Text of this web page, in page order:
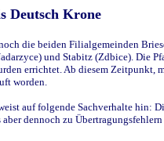
Deutsch Krone
die beiden Filialgemeinden
und Stabitz (Zdbice).
errichtet. Ab diesem Zeitpunkt,
worden.
auf folgende Sachverhalte hin:
dennoch zu